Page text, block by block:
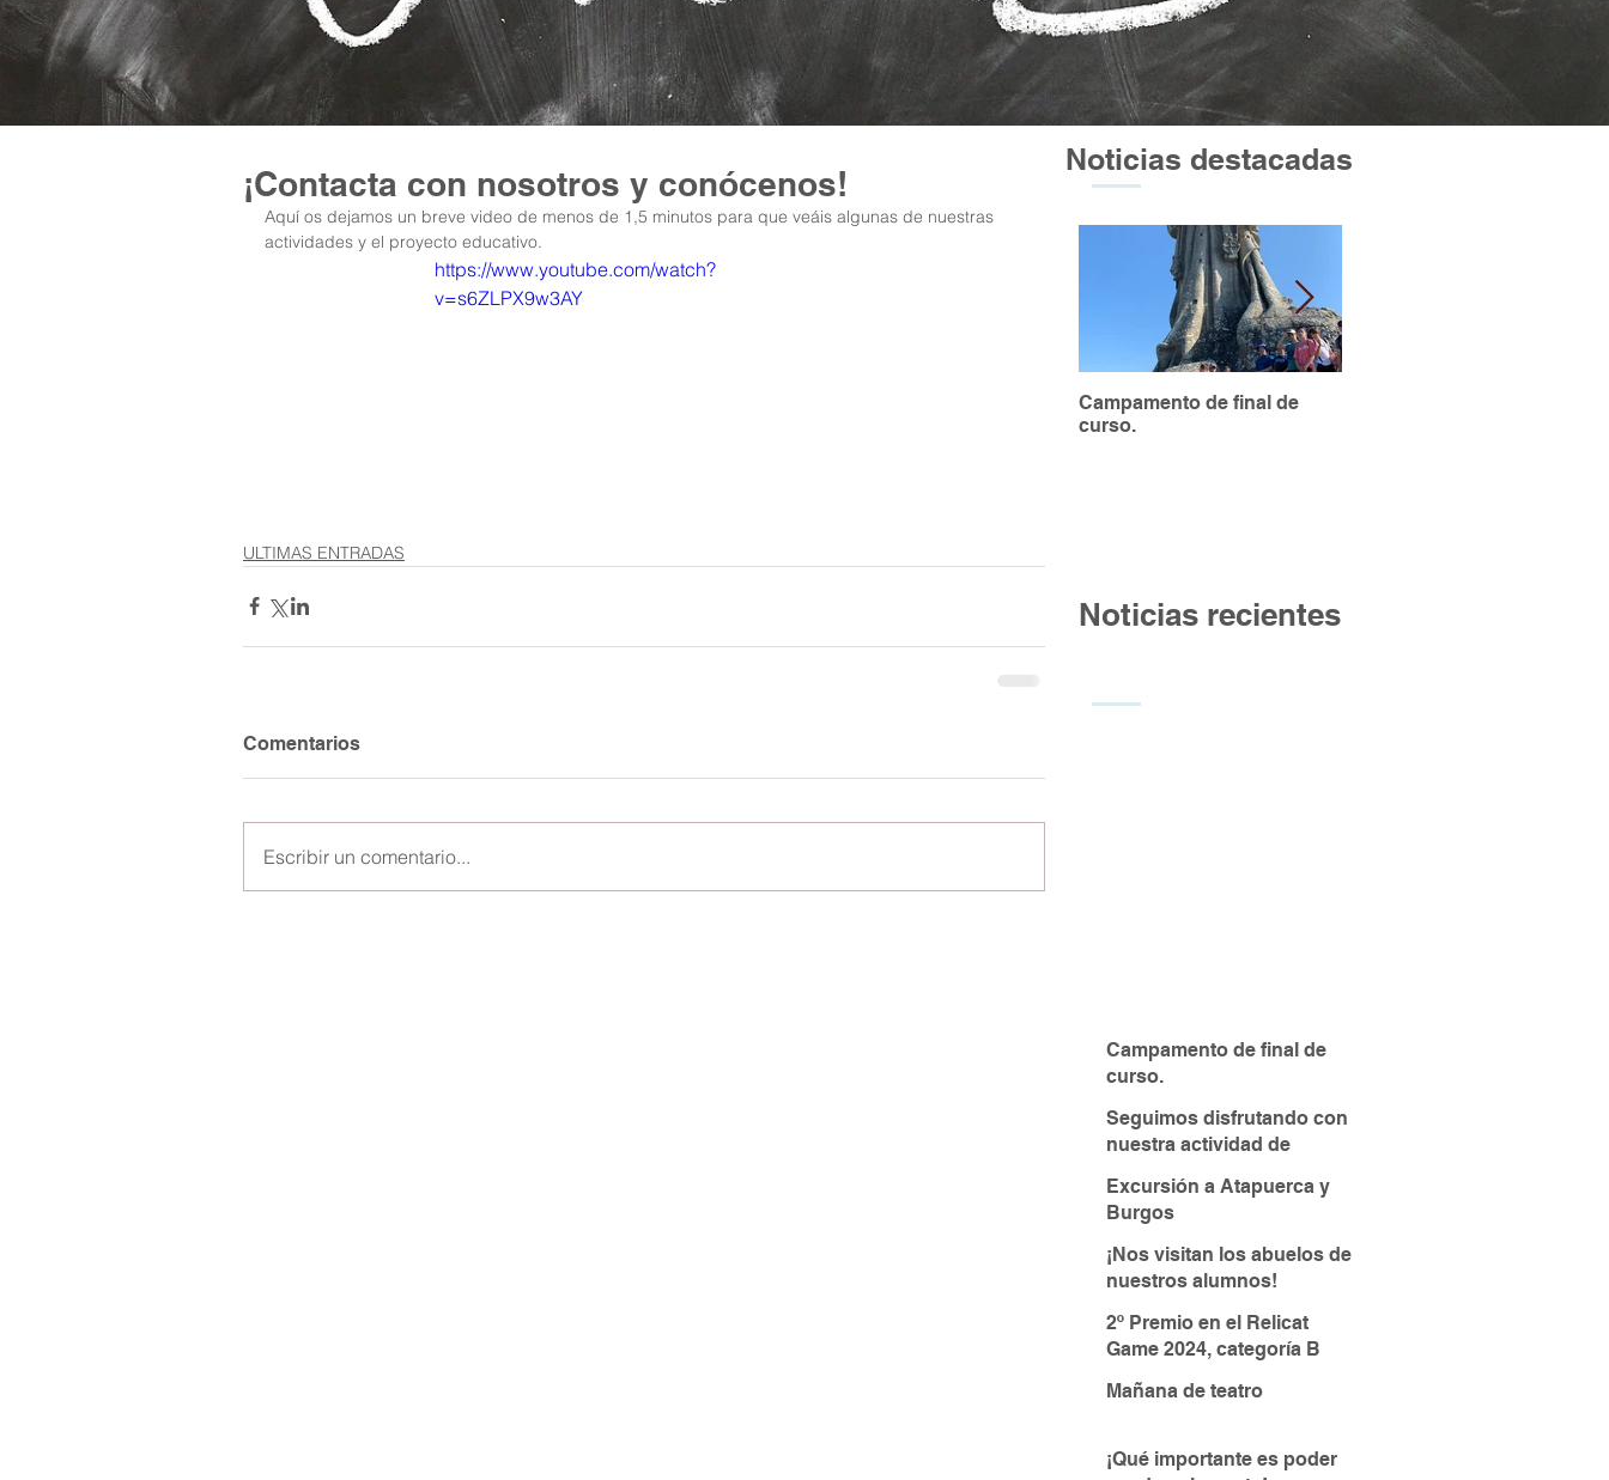
Noticias destacadas
Campamento de final de
curso.
Noticias recientes
Campamento de final de
curso.
Seguimos disfrutando con
nuestra actividad de
Excursión a Atapuerca y
Burgos
¡Nos visitan los abuelos de
nuestros alumnos!
2º Premio en el Relicat
Game 2024, categoría B
Mañana de teatro
¡Qué importante es poder
¡Contacta con nosotros y conócenos!
Aquí os dejamos un breve video de menos de 1,5 minutos para que veáis algunas de nuestras
actividades y el proyecto educativo.
https://www.youtube.com/watch?
v=s6ZLPX9w3AY
ULTIMAS ENTRADAS
Comentarios
Escribir un comentario...